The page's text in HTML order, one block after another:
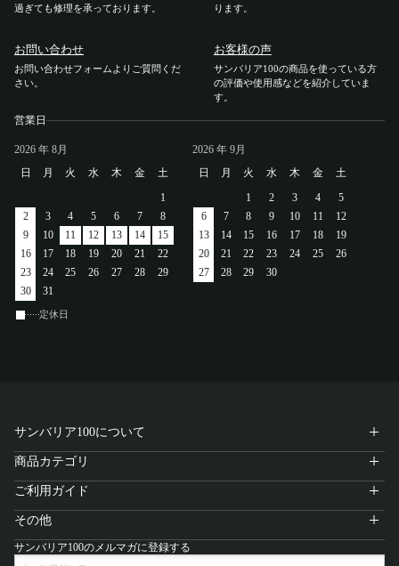
ギフト用ラッピング
よくあるご質問・お問い合わせ
アカウント
ログイン / 新規登録
特定商取引法に基づく表示
過ぎても修理を承っております。
ります。
お問い合わせ
お問い合わせフォームよりご質問くだ
さい。
お客様の声
サンバリア100の商品を使っている方
の評価や使用感などを紹介していま
す。
営業日
2026 年 8月
日
月 火 水 木 金
土
1
2
3 4 5 6 7
8
9
10 11 12 13 14
15
16
17 18 19 20 21
22
23
24 25 26 27 28
29
30
31
2026 年 9月
日
月 火 水 木 金
土
1
2 3 4
5
6
7 8 9 10 11
12
13
14 15 16 17 18
19
20
21 22 23 24 25
26
27
28 29 30
定休日
サンバリア100について
商品カテゴリ
ご利用ガイド
その他
サンバリア100のメルマガに登録する